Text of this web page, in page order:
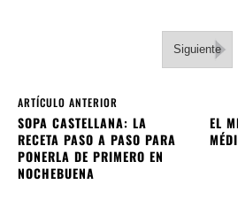
Siguiente
ARTÍCULO ANTERIOR
SOPA CASTELLANA: LA
RECETA PASO A PASO PARA
PONERLA DE PRIMERO EN
NOCHEBUENA
EL